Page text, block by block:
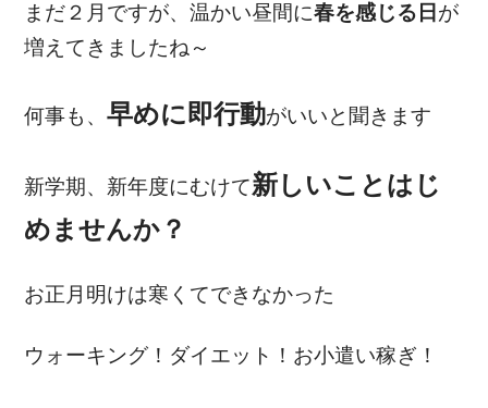
まだ２月ですが、温かい昼間に春を感じる日 が
増えてきましたね～
何事も、早めに即行動がいいと聞きます
新学期、新年度にむけて新しいことはじ
めませんか？
お正月明けは寒くてできなかった
ウォーキング！ダイエット！お小遣い稼ぎ！